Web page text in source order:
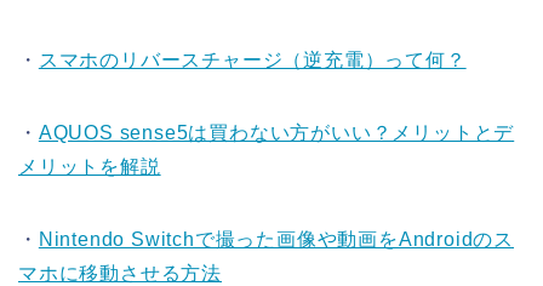
・ スマホのリバースチャージ（逆充電）って何？
・ AQUOS sense5は買わない方がいい？メリットとデ
メリットを解説
・ Nintendo Switchで撮った画像や動画をAndroidのス
マホに移動させる方法